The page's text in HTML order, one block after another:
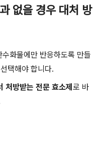
없을 경우 대처 방
화물에만 반응하도록 만들
택해야 합니다.
처방받는 전문 효소제 로 바